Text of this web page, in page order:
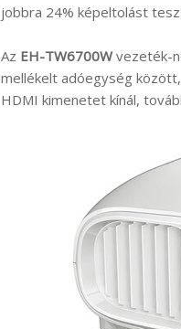
jobbra 24% képeltolást
Az EH-TW6700Wvezeték-
mellékelt adóegység
HDMI kimenetet kínál,